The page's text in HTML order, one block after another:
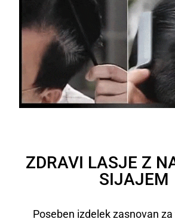
ZDRAVI LASJE Z
SIJAJEM
Poseben izdelek zasnovan